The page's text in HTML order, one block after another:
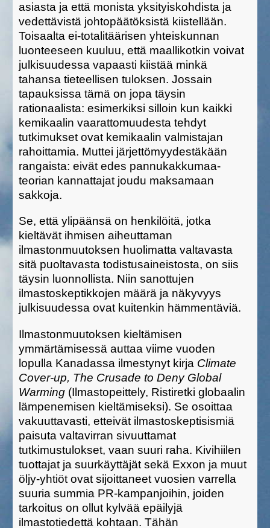
asiasta ja että monista yksityiskohdista ja
vedettävistä johtopäätöksistä kiistellään.
Toisaalta ei-totalitäärisen yhteiskunnan
luonteeseen kuuluu, että maallikotkin voivat
julkisuudessa vapaasti kiistää minkä
tahansa tieteellisen tuloksen. Jossain
tapauksissa tämä on jopa täysin
rationaalista: esimerkiksi silloin kun kaikki
kemikaalin vaarattomuudesta tehdyt
tutkimukset ovat kemikaalin valmistajan
rahoittamia. Muttei järjettömyydestäkään
rangaista: eivät edes pannukakkumaa-
teorian kannattajat joudu maksamaan
sakkoja.
Se, että ylipäänsä on henkilöitä, jotka
kieltävät ihmisen aiheuttaman
ilmastonmuutoksen huolimatta valtavasta
sitä puoltavasta todistusaineistosta, on siis
täysin luonnollista. Niin sanottujen
ilmastoskeptikkojen määrä ja näkyvyys
julkisuudessa ovat kuitenkin hämmentäviä.
Ilmastonmuutoksen kieltämisen
ymmärtämisessä auttaa viime vuoden
lopulla Kanadassa ilmestynyt kirja Climate
Cover-up, The Crusade to Deny Global
Warming (Ilmastopeittely, Ristiretki globaalin
lämpenemisen kieltämiseksi). Se osoittaa
vakuuttavasti, etteivät ilmastoskeptisismiä
paisuta valtavirran sivuuttamat
tutkimustulokset, vaan suuri raha. Kivihiilen
tuottajat ja suurkäyttäjät sekä Exxon ja muut
öljy-yhtiöt ovat sijoittaneet vuosien varrella
suuria summia PR-kampanjoihin, joiden
tarkoitus on ollut kylvää epäilyjä
ilmastotiedettä kohtaan. Tähän